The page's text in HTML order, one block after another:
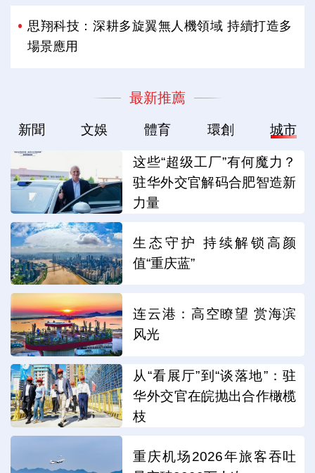
思翔科技：深耕多旋翼無人機領域 持續打造多
場景應用
最新推薦
新聞 文娛 體育 環創 城市
这些“超级工厂”有何魔力？
驻华外交官解码合肥智造新
力量
生态守护 持续解锁高颜
值“重庆蓝”
连云港：高空瞭望 赏海滨
风光
从“看展厅”到“谈落地”：驻
华外交官在皖抛出合作橄榄
枝
重庆机场2026年旅客吞吐